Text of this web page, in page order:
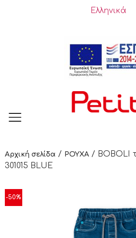
Ελληνικά
Αρχική σελίδα / ΡΟΥΧΑ / BOBOLI
301015 BLUE
-50%